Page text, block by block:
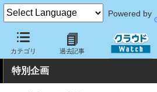
Powered by
カテゴリ 過去記事
クラウド Watch セキュリティ マル
特別企画